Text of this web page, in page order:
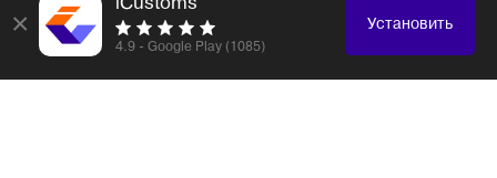
×
iCustoms
4.9 - Google Play (1085)
Установить